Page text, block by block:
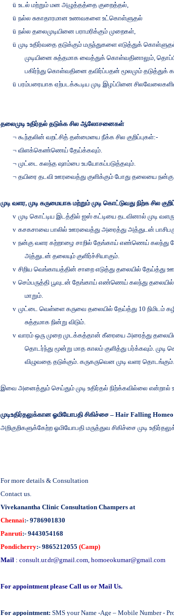
ü உடல் மற்றும் மன அழுத்தத்தை குறைத்தல்
ü நல்ல சுகாதாரமான உணவகளை உட்கொள்ளுதல்
ü நல்ல தலைமுடியினை பராமரிக்கும் முறைகள்,
ü முடி உதிர்வதை தடுக்கும் மருந்துகளை எடுத்துக்
முடியினை சுத்தமாக வைத்துக் கொள்வதினாலும்,
பகிர்ந்து கொள்வதினை தவிர்ப்பதன் மூலமும் தடுத்துக்
ü பரம்பரையாக ஏற்படக்கூடிய முடி இழப்பினை
தலைமுடி உதிர்தல் தடுக்க சில ஆலோசனைகள்
¬ கூந்தலின் வறட்சித் தன்மையை நீக்க சில குறிப்புகள்:-
¬ விளக்கெண்ணெய் தேய்க்கவும்.
¬ முட்டை கலந்த ஷாம்பை உபயோகப்படுத்தவும்.
¬ தயிரை தடவி ஊரவைத்து குளிக்கும் போது தலையை நன்கு
முடி வளர, முடி கருமையாக மற்றும் முடி கொட்டுவது நிற்க சில
v முடி கொட்டிய இடத்தில் ஐஸ் கட்டியை தடவினால் முடி
v கசகசாவை பாலில் ஊரவைத்து அரைத்து அத்துடன்
v நன்கு வளர கற்றாழை சாறில் தேங்காய் எண்ணெய் கலந்து
அத்துடன் தலையும் குளிர்ச்சியாகும்.
v சிறிய வெங்காயத்தின் சாறை எடுத்து தலையில் தேய்த்து
v செம்பருத்தி பூவுடன் தேங்காய் எண்ணெய் கலந்து தலையில்
மாறும்.
v முட்டை வெள்ளை கருவை தலையில் தேய்த்து10 நிமிடம்
சுத்தமாக நின்று விடும்.
v வாரம் ஒரு முறை முடக்கத்தான் கீரையை அரைத்து
தொடர்ந்து மூன்று மாத காலம் குளித்து பர்க்கவும். முடி
விழுவதை தடுக்கும். கருகருவென முடி வளர தொடங்கும்.
இவை அனைத்தும் செய்தும் முடி உதிர்தல் நிற்க்கவில்லை என்றால்
முடிஉதிர்தலுக்கான ஓமியோபதி சிகிச்சை – Hair Falling
அறிகுறிகளுக்கேற்ற ஓமியோபதி மருத்துவ சிகிச்சை முடி
For more details & Consultation
Contact us.
Vivekanantha Clinic Consultation Champers at
Chennai:- 9786901830
Panruti:- 9443054168
Pondicherry:- 9865212055 (Camp)
Mail : consult.ur.dr@gmail.com, homoeokumar@gmail.com
For appointment please Call us or Mail Us.
For appointment: SMS your Name -Age – Mobile Number -